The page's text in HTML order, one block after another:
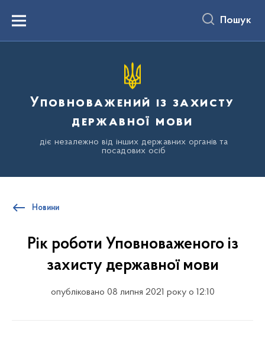
вмістуMenu Пошук
Уповноважений із захисту
державної мови
діє незалежно від інших державних органів та
посадових осіб
Новини
Рік роботи Уповноваженого із
захисту державної мови
опубліковано 08 липня 2021 року о 12:10